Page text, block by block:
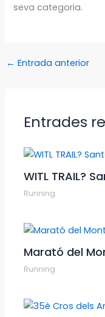
seva categoria.
← Entrada anterior
Entrades
WITL TRAIL?
Running
Marató del
Running